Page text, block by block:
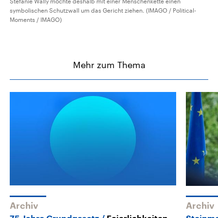
symbolischen Schutzwall um das Gericht ziehen. (IMAGO / Political-
Moments / IMAGO)
Mehr zum Thema
Archiv Archiv